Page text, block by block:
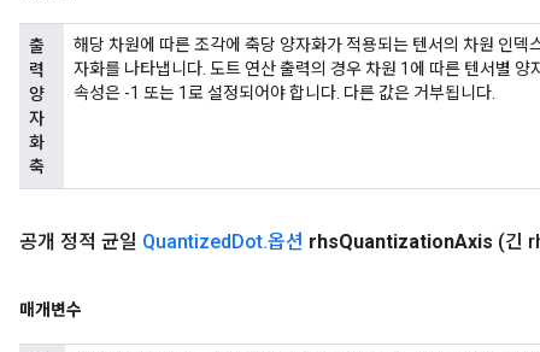
출
력
양
자
화
축
해당 차원에 따른 조각에 축당 양자화가 적용되는 텐서의 차원 인
자화를 나타냅니다. 도트 연산 출력의 경우 차원 1에 따른 텐서별
속성은 -1 또는 1로 설정되어야 합니다. 다른 값은 거부됩니다.
공개 정적 균일 QuantizedDot.옵션 rhsQuantizationAxis (긴
매개변수